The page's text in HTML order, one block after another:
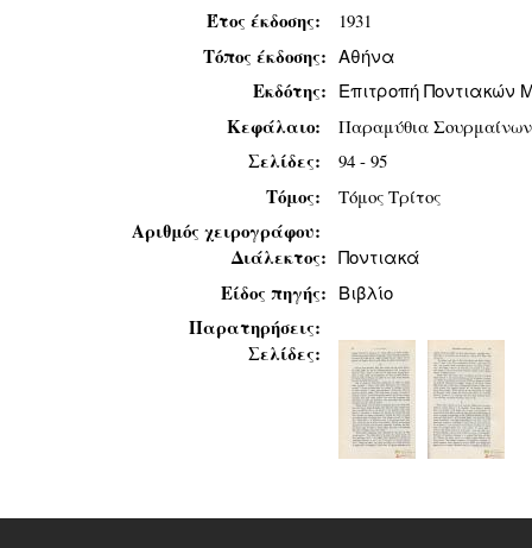
Έτος έκδοσης: 1931
Τόπος έκδοσης: Αθήνα
Εκδότης: Επιτροπή Ποντιακών
Κεφάλαιο: Παραμύθια
Σελίδες: 94 - 95
Τόμος: Τόμος Τρίτος
Αριθμός χειρογράφου:
Διάλεκτος: Ποντιακά
Είδος πηγής: Βιβλίο
Παρατηρήσεις:
Σελίδες: